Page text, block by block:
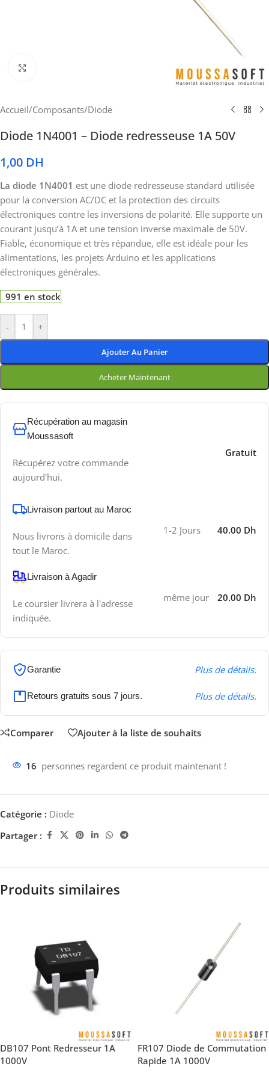
Accueil/Composants/Diode
Diode 1N4001 – Diode redresseuse 1A 50V
1,00 DH
La diode 1N4001 est une diode redresseuse standard utilisée
pour la conversion AC/DC et la protection des circuits
électroniques contre les inversions de polarité. Elle supporte un
courant jusqu’à 1A et une tension inverse maximale de 50V.
Fiable, économique et très répandue, elle est idéale pour les
alimentations, les projets Arduino et les applications
électroniques générales.
991 en stock
- +
Ajouter Au Panier
Acheter Maintenant
Récupération au magasin
Moussasoft
Récupérez votre commande
aujourd'hui.
Gratuit
Livraison partout au Maroc
Nous livrons à domicile dans
tout le Maroc.
1-2 Jours 40.00 Dh
Livraison à Agadir
Le coursier livrera à l'adresse
indiquée.
même jour 20.00 Dh
Garantie Plus de détails.
Retours gratuits sous 7 jours. Plus de détails.
Comparer Ajouter à la liste de souhaits
16 personnes regardent ce produit maintenant !
Catégorie : Diode
Partager :
Produits similaires
DB107 Pont Redresseur 1A
1000V
FR107 Diode de Commutation
Rapide 1A 1000V